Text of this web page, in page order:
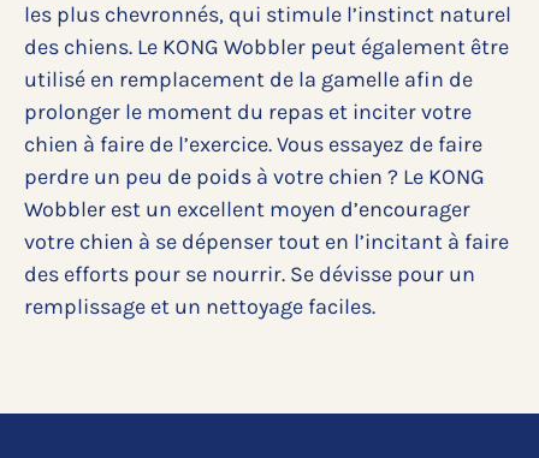
les plus chevronnés, qui stimule l’instinct naturel
des chiens. Le KONG Wobbler peut également être
utilisé en remplacement de la gamelle afin de
prolonger le moment du repas et inciter votre
chien à faire de l’exercice. Vous essayez de faire
perdre un peu de poids à votre chien ? Le KONG
Wobbler est un excellent moyen d’encourager
votre chien à se dépenser tout en l’incitant à faire
des efforts pour se nourrir. Se dévisse pour un
remplissage et un nettoyage faciles.